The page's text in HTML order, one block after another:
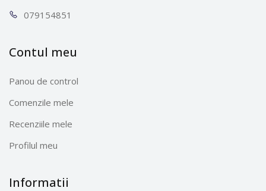
0791 54851
Contul meu
Panou de control
Comenzile mele
Recenziile mele
Profilul meu
Informatii